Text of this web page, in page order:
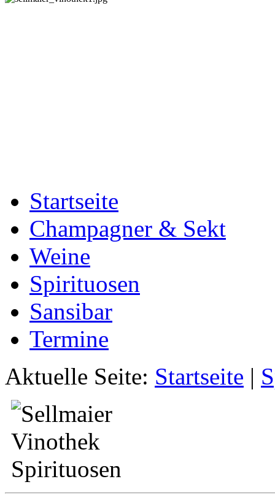
Startseite
Champagner & Sekt
Weine
Spirituosen
Sansibar
Termine
Aktuelle Seite: Startseite |